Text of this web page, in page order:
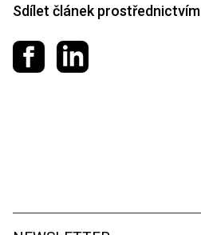
Sdílet článek prostřednictvím
Sdílet na Facebooku
Sdílet na LinkedIn